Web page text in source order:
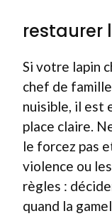
restaurer
Si votre lapin
chef de
nuisible, il est
place claire.
le forcez pas
violence ou
règles :
quand la